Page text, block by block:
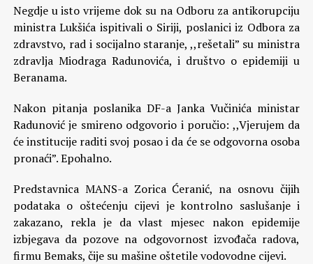
Negdje u isto vrijeme dok su na Odboru za antikorupciju
ministra Lukšića ispitivali o Siriji, poslanici iz Odbora za
zdravstvo, rad i socijalno staranje, ,,rešetali” su ministra
zdravlja Miodraga Radunovića, i društvo o epidemiji u
Beranama.
Nakon pitanja poslanika DF-a Janka Vučinića ministar
Radunović je smireno odgovorio i poručio: ,,Vjerujem da
će institucije raditi svoj posao i da će se odgovorna osoba
pronaći”. Epohalno.
Predstavnica MANS-a Zorica Ćeranić, na osnovu čijih
podataka o oštećenju cijevi je kontrolno saslušanje i
zakazano, rekla je da vlast mjesec nakon epidemije
izbjegava da pozove na odgovornost izvođača radova,
firmu Bemaks, čije su mašine oštetile vodovodne cijevi.